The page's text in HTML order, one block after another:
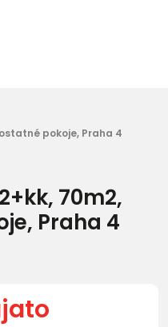
pokoje, Praha 4
70m2,
Praha 4